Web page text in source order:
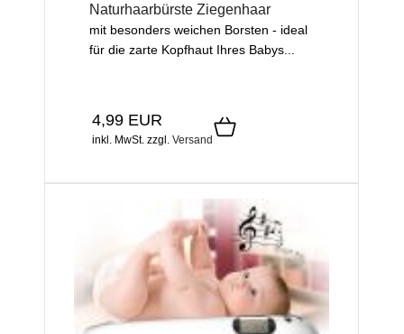
Naturhaarbürste Ziegenhaar
mit besonders weichen Borsten - ideal
für die zarte Kopfhaut Ihres Babys...
4,99 EUR
inkl. MwSt. zzgl. Versand